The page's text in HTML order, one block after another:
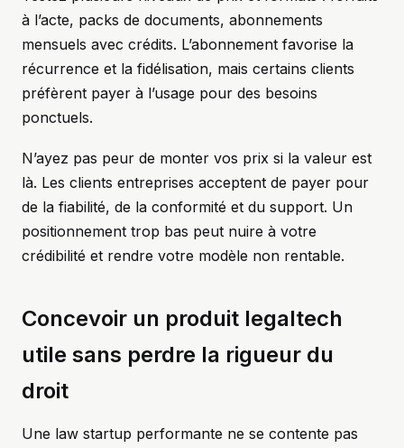
à l’acte, packs de documents, abonnements
mensuels avec crédits. L’abonnement favorise la
récurrence et la fidélisation, mais certains clients
préfèrent payer à l’usage pour des besoins
ponctuels.
N’ayez pas peur de monter vos prix si la valeur est
là. Les clients entreprises acceptent de payer pour
de la fiabilité, de la conformité et du support. Un
positionnement trop bas peut nuire à votre
crédibilité et rendre votre modèle non rentable.
Concevoir un produit legaltech
utile sans perdre la rigueur du
droit
Une law startup performante ne se contente pas